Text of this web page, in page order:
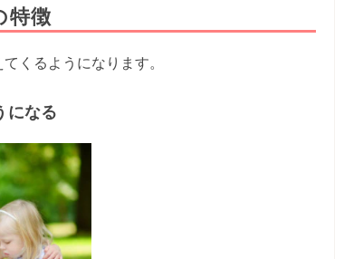
特徴
くるようになります。
になる